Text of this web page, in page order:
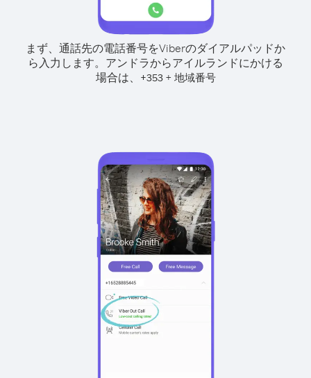
まず、通話先の電話番号をViberのダイアルパッドか
ら入力します。 アンドラからアイルランドにかける
場合は、
+353+ 地域番号